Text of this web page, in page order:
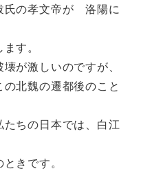
の孝文帝が 洛陽に
す。
が激しいのですが、
北魏の遷都後のこと
ちの日本では、白江
きです。